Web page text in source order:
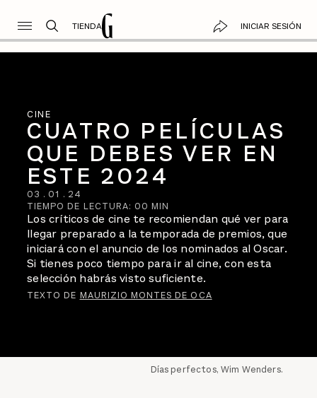
TIENDA INICIAR SESIÓN
CINE
CUATRO PELÍCULAS
QUE DEBES VER EN
ESTE 2024
03 . 01 . 24
TIEMPO DE LECTURA: 00 MIN
Los críticos de cine te recomiendan qué ver para
llegar preparado a la temporada de premios, que
iniciará con el anuncio de los nominados al Oscar.
Si tienes poco tiempo para ir al cine, con esta
selección habrás visto suficiente.
TEXTO DE MAURIZIO MONTES DE OCA
Días perfectos, Wim Wenders.